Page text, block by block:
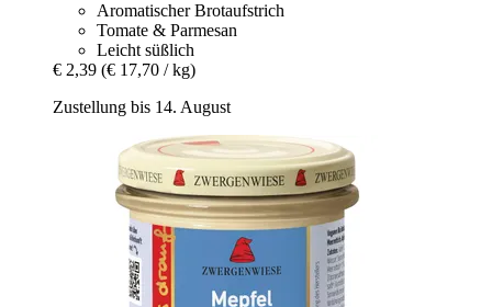
Aromatischer Brotaufstrich
Tomate & Parmesan
Leicht süßlich
€ 2,39 (€ 17,70 / kg)
Zustellung bis 14. August